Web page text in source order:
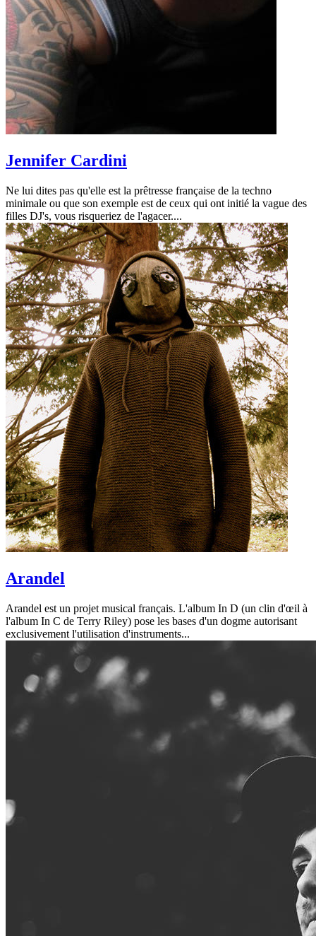
Jennifer Cardini
Ne lui dites pas qu'elle est la prêtresse française de la techno
minimale ou que son exemple est de ceux qui ont initié la vague des
filles DJ's, vous risqueriez de l'agacer....
Arandel
Arandel est un projet musical français. L'album In D (un clin d'œil à
l'album In C de Terry Riley) pose les bases d'un dogme autorisant
exclusivement l'utilisation d'instruments...